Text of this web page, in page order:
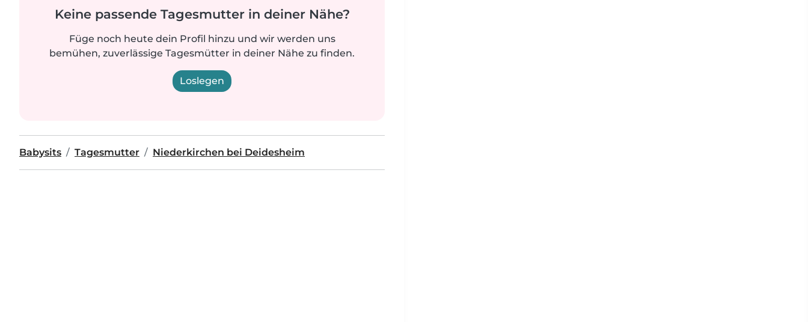
Keine passende Tagesmutter in deiner Nähe?
Füge noch heute dein Profil hinzu und wir werden uns
bemühen, zuverlässige Tagesmütter in deiner Nähe zu finden.
Loslegen
Babysits Tagesmutter Niederkirchen bei Deidesheim